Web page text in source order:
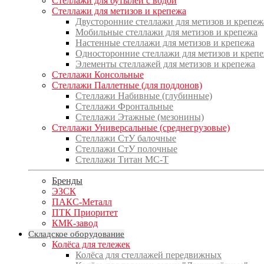
Стеллажи для метизов и крепежа
Двусторонние стеллажи для метизов и
Мобильные стеллажи для метизов и крепежа
Настенные стеллажи для метизов и крепежа
Односторонние стеллажи для метизов и
Элементы стеллажей для метизов и крепежа
Стеллажи Консольные
Стеллажи Паллетные (для поддонов)
Стеллажи Набивные (глубинные)
Стеллажи Фронтальные
Стеллажи Этажные (мезонины)
Стеллажи Универсальные (среднегрузовые)
Стеллажи СтУ балочные
Стеллажи СтУ полочные
Стеллажи Титан МС-Т
Бренды
ЭЗСК
ПАКС-Металл
ПТК Приоритет
КМК-завод
Складское оборудование
Колёса для тележек
Колёса для стеллажей передвижных